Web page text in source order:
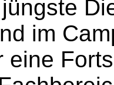
im
eine